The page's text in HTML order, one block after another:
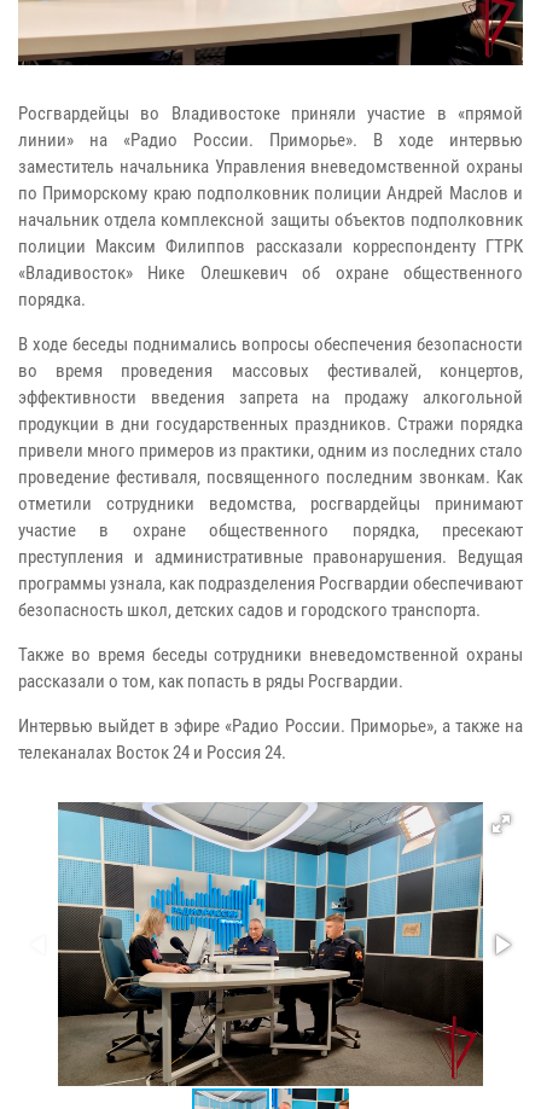
Росгвардейцы во Владивостоке приняли участие в «прямой
линии» на «Радио России. Приморье». В ходе интервью
заместитель начальника Управления вневедомственной охраны
по Приморскому краю подполковник полиции Андрей Маслов и
начальник отдела комплексной защиты объектов подполковник
полиции Максим Филиппов рассказали корреспонденту ГТРК
«Владивосток» Нике Олешкевич об охране общественного
порядка.
В ходе беседы поднимались вопросы обеспечения безопасности
во время проведения массовых фестивалей, концертов,
эффективности введения запрета на продажу алкогольной
продукции в дни государственных праздников. Стражи порядка
привели много примеров из практики, одним из последних стало
проведение фестиваля, посвященного последним звонкам. Как
отметили сотрудники ведомства, росгвардейцы принимают
участие в охране общественного порядка, пресекают
преступления и административные правонарушения. Ведущая
программы узнала, как подразделения Росгвардии обеспечивают
безопасность школ, детских садов и городского транспорта.
Также во время беседы сотрудники вневедомственной охраны
рассказали о том, как попасть в ряды Росгвардии.
Интервью выйдет в эфире «Радио России. Приморье», а также на
телеканалах Восток 24 и Россия 24.